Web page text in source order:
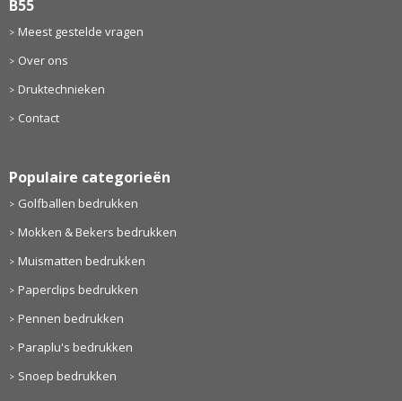
B55
Meest gestelde vragen
Over ons
Druktechnieken
Contact
Populaire categorieën
Golfballen bedrukken
Mokken & Bekers bedrukken
Muismatten bedrukken
Paperclips bedrukken
Pennen bedrukken
Paraplu's bedrukken
Snoep bedrukken